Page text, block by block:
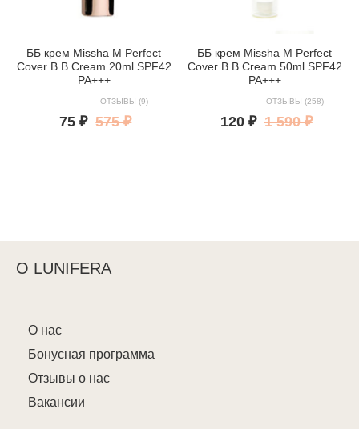
ББ крем Missha M Perfect
Cover B.B Cream 20ml SPF42
PA+++
ОТЗЫВЫ (9)
75 ₽ 575 ₽
ББ крем Missha M Perfect
Cover B.B Cream 50ml SPF42
PA+++
ОТЗЫВЫ (258)
120 ₽ 1 590 ₽
О LUNIFERA
О нас
Бонусная программа
Отзывы о нас
Вакансии